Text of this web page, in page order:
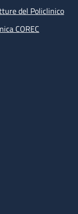
del Policlinico
COREC